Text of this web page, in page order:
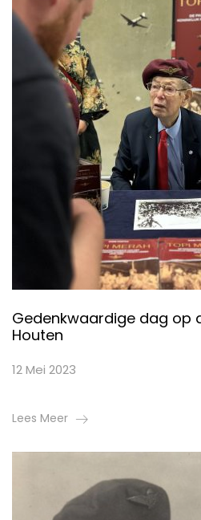
Gedenkwaardige dag op
Houten
12 Mei 2023
Lees Meer